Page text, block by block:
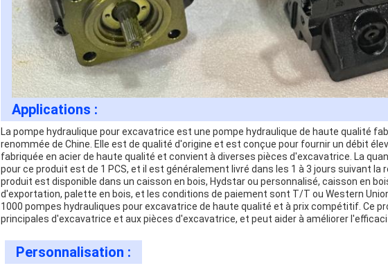
Applications :
La pompe hydraulique pour excavatrice est une pompe hydraulique de haute qualité
renommée de Chine. Elle est de qualité d'origine et est conçue pour fournir un débit
fabriquée en acier de haute qualité et convient à diverses pièces d'excavatrice. La
pour ce produit est de 1 PCS, et il est généralement livré dans les 1 à 3 jours suivant la
produit est disponible dans un caisson en bois, Hydstar ou personnalisé, caisson en
d'exportation, palette en bois, et les conditions de paiement sont T/T ou Western
1000 pompes hydrauliques pour excavatrice de haute qualité et à prix compétitif. Ce
principales d'excavatrice et aux pièces d'excavatrice, et peut aider à améliorer
Personnalisation :